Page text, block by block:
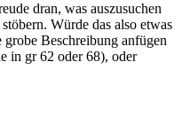
dran, was auszusuchen
Würde das also etwas
Beschreibung anfügen
in gr 62 oder 68), oder